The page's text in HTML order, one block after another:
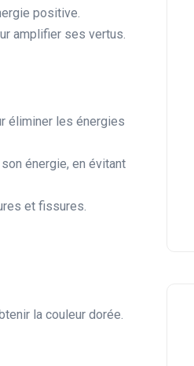
positive.
amplifier ses vertus.
éliminer les énergies
énergie, en évitant
et fissures.
la couleur dorée.